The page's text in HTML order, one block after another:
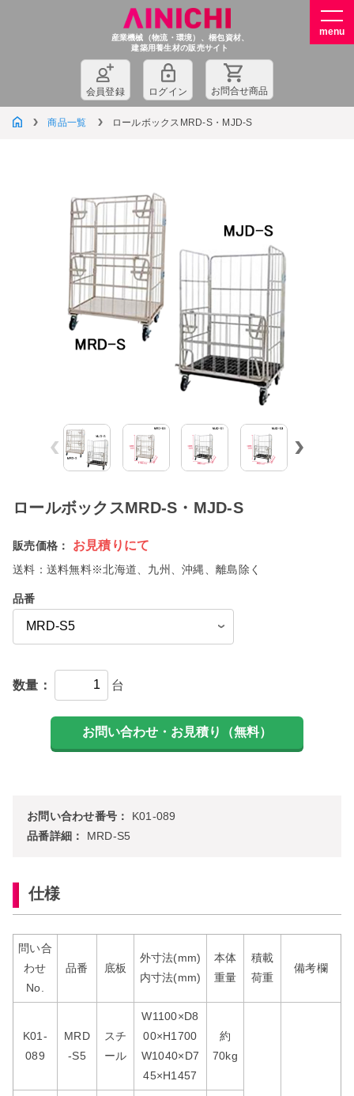
産業機械（物流・環境）、梱包資材、
建築用養生材の販売サイト
会員登録 ログイン お問合せ商品
商品一覧 ロールボックスMRD-S・MJD-S
ロールボックスMRD-S・MJD-S
販売価格： お見積りにて
送料： 送料無料※北海道、九州、沖縄、離島除く
品番
数量： 台
お問い合わせ番号：
K01-089
品番詳細：
MRD-S5
仕様
問い合
わせ
No.
品番 底板
外寸法(mm)
内寸法(mm)
本体
重量
積載
荷重
備考欄
K01-
089
MRD
-S5
スチ
ール
W1100×D8
00×H1700
W1040×D7
45×H1457
約
70kg